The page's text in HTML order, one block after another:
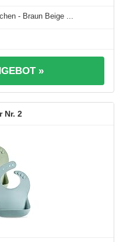
- Braun Beige ...
»
2